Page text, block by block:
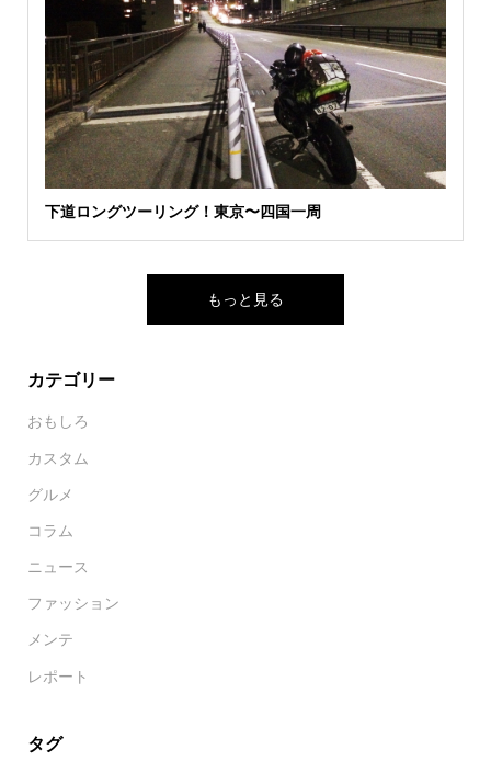
下道ロングツーリング！東京〜四国一周
もっと見る
カテゴリー
おもしろ
カスタム
グルメ
コラム
ニュース
ファッション
メンテ
レポート
タグ